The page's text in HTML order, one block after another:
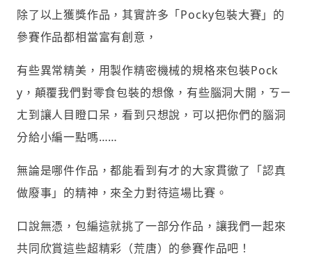
除了以上獲獎作品，其實許多「Pocky包裝大賽」的
參賽作品都相當富有創意，
有些異常精美，用製作精密機械的規格來包裝Pock
y，顛覆我們對零食包裝的想像，有些腦洞大開，ㄎㄧ
ㄤ到讓人目瞪口呆，看到只想說，可以把你們的腦洞
分給小編一點嗎……
無論是哪件作品，都能看到有才的大家貫徹了「認真
做廢事」的精神，來全力對待這場比賽。
口說無憑，包編這就挑了一部分作品，讓我們一起來
共同欣賞這些超精彩（荒唐）的參賽作品吧！